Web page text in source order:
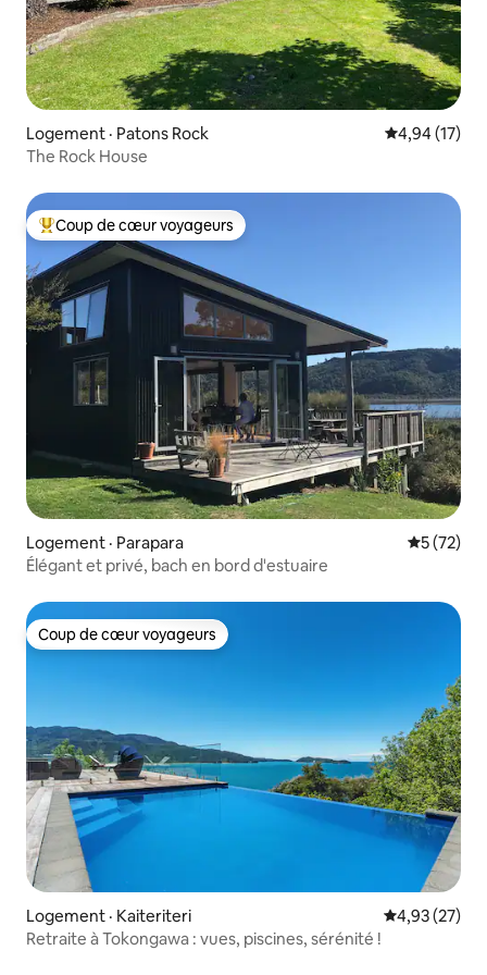
Logement · Patons Rock Note
4,94 (17)
The Rock House
Coup de cœur voyageurs parmi les plus aimés
Coup de cœur voyageurs
Logement · Parapara Note
5 (72)
Élégant et privé, bach en bord d'estuaire
Coup de cœur voyageurs
Coup de cœur voyageurs
Logement · Kaiteriteri Note
4,93 (27)
Retraite à Tokongawa : vues, piscines, sérénité !